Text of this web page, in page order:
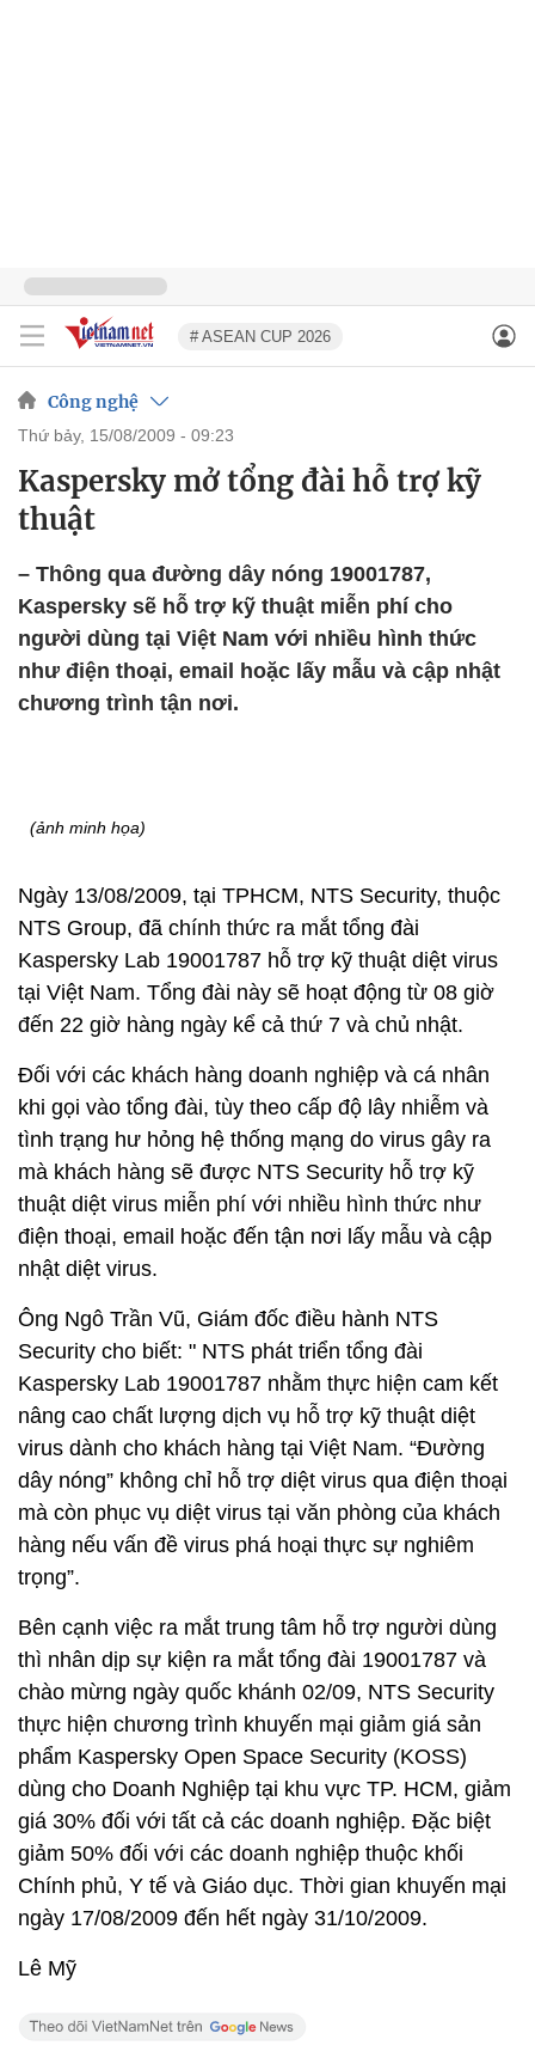
# ASEAN CUP 2026
Công nghệ
thứ bảy, 15/08/2009 - 09:23
Kaspersky mở tổng đài hỗ trợ kỹ
thuật
– Thông qua đường dây nóng 19001787,
Kaspersky sẽ hỗ trợ kỹ thuật miễn phí cho
người dùng tại Việt Nam với nhiều hình thức
như điện thoại, email hoặc lấy mẫu và cập nhật
chương trình tận nơi.
(ảnh minh họa)
Ngày 13/08/2009, tại TPHCM, NTS Security, thuộc
NTS Group, đã chính thức ra mắt tổng đài
Kaspersky Lab 19001787 hỗ trợ kỹ thuật diệt virus
tại Việt Nam. Tổng đài này sẽ hoạt động từ 08 giờ
đến 22 giờ hàng ngày kể cả thứ 7 và chủ nhật.
Đối với các khách hàng doanh nghiệp và cá nhân
khi gọi vào tổng đài, tùy theo cấp độ lây nhiễm và
tình trạng hư hỏng hệ thống mạng do virus gây ra
mà khách hàng sẽ được NTS Security hỗ trợ kỹ
thuật diệt virus miễn phí với nhiều hình thức như
điện thoại, email hoặc đến tận nơi lấy mẫu và cập
nhật diệt virus.
Ông Ngô Trần Vũ, Giám đốc điều hành NTS
Security cho biết: " NTS phát triển tổng đài
Kaspersky Lab 19001787 nhằm thực hiện cam kết
nâng cao chất lượng dịch vụ hỗ trợ kỹ thuật diệt
virus dành cho khách hàng tại Việt Nam. “Đường
dây nóng” không chỉ hỗ trợ diệt virus qua điện thoại
mà còn phục vụ diệt virus tại văn phòng của khách
hàng nếu vấn đề virus phá hoại thực sự nghiêm
trọng”.
Bên cạnh việc ra mắt trung tâm hỗ trợ người dùng
thì nhân dịp sự kiện ra mắt tổng đài 19001787 và
chào mừng ngày quốc khánh 02/09, NTS Security
thực hiện chương trình khuyến mại giảm giá sản
phẩm Kaspersky Open Space Security (KOSS)
dùng cho Doanh Nghiệp tại khu vực TP. HCM, giảm
giá 30% đối với tất cả các doanh nghiệp. Đặc biệt
giảm 50% đối với các doanh nghiệp thuộc khối
Chính phủ, Y tế và Giáo dục. Thời gian khuyến mại
ngày 17/08/2009 đến hết ngày 31/10/2009.
Lê Mỹ